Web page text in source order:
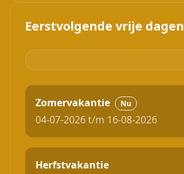
Eerstvolgende vrije dagen
Zomervakantie Nu
04-07-2026 t/m 16-08-2026
Herfstvakantie